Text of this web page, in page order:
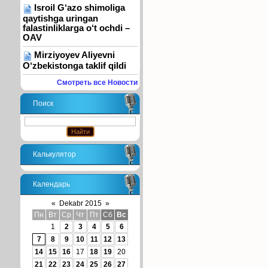
Isroil G‘azo shimoliga
qaytishga uringan
falastinliklarga o‘t ochdi –
OAV
Mirziyoyev Aliyevni
O‘zbekistonga taklif qildi
Смотреть все Новости
Поиск
Калькулятор
Календарь
« Dekabr 2015 »
Пн
Вт Ср Чт Пт Сб Вс
1
2 3 4 5
6
7
8 9 10 11 12
13
14
15 16 17 18 19
20
21
22 23 24 25 26 27